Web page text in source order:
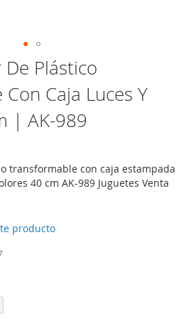
De Plástico
Caja Luces Y
| AK-989
transformable con caja estampada
40 cm AK-989 Juguetes Venta
producto